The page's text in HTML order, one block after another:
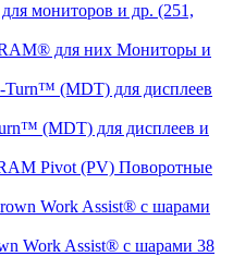
мониторов и др. (251,
Мониторы и
(MDT) для дисплеев и
Поворотные
Work Assist® с шарами 38